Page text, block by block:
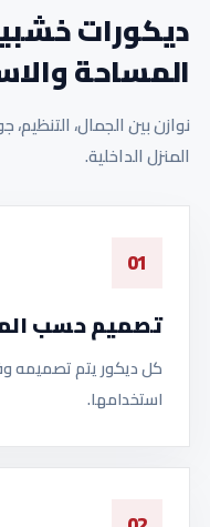
ديكورات
المساحة
نوازن بين الجمال،
المنزل الداخلية.
01
تصميم حسب
كل ديكور يتم تصميمه
استخدامها.